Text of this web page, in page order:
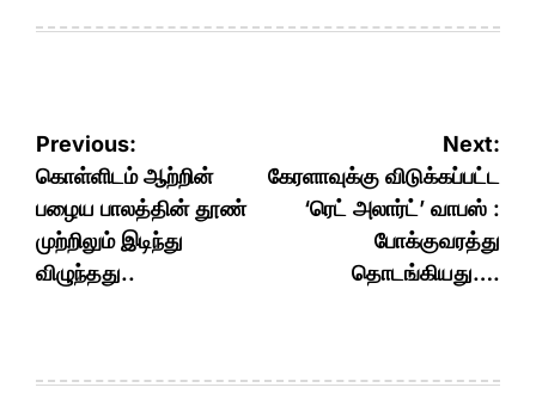
Post
navigation
Previous:
கொள்ளிடம் ஆற்றின்
பழைய பாலத்தின் தூண்
முற்றிலும் இடிந்து
விழுந்தது..
Next:
கேரளாவுக்கு விடுக்கப்பட்ட
‘ரெட் அலார்ட்’ வாபஸ் :
போக்குவரத்து
தொடங்கியது….